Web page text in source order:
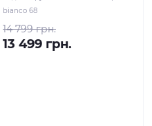
bianco 68
14 799 грн.
13 499 грн.